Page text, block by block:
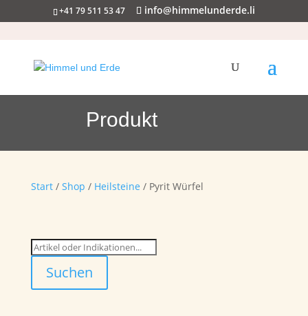
+41 79 511 53 47 info@himmelunderde.li
Produkt
Start/ Shop / Heilsteine / Pyrit Würfel
Suchen